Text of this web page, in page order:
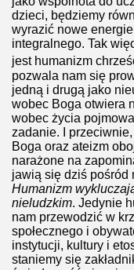
dzieci, będziemy
wyrazić nowe
integralnego. Tak
jest humanizm
pozwala nam się
jedną i drugą jako
wobec Boga otwiera
wobec życia
zadanie. I
Boga oraz ateizm
narażone na
jawią się dziś pośród
Humanizm
nieludzkim. Jedynie
nam przewodzić w
społecznego i
instytucji, kultury i
staniemy się